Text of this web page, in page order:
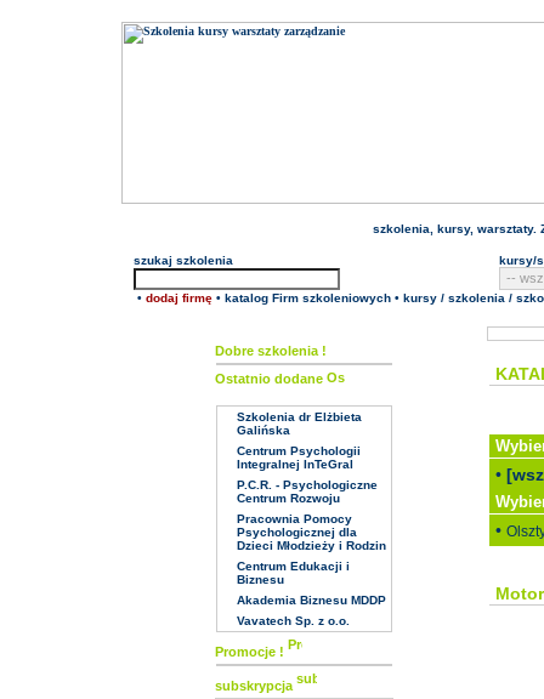
szkolenia kursy,
szukaj szkolenia kursy/
• dodaj firmę • katalog Firm szkoleniowych • kursy / szkolenia /
Dobre szkolenia !
Ostatnio dodane
Szkolenia dr Elżbieta
Galińska
Centrum Psychologii
Integralnej InTeGral
P.C.R. - Psychologiczne
Centrum Rozwoju
Pracownia Pomocy
Psychologicznej dla
Dzieci Młodzieży i Rodzin
Centrum Edukacji i
Biznesu
Akademia Biznesu MDDP
Vavatech Sp. z o.o.
Promocje !
subskrypcja
•
•